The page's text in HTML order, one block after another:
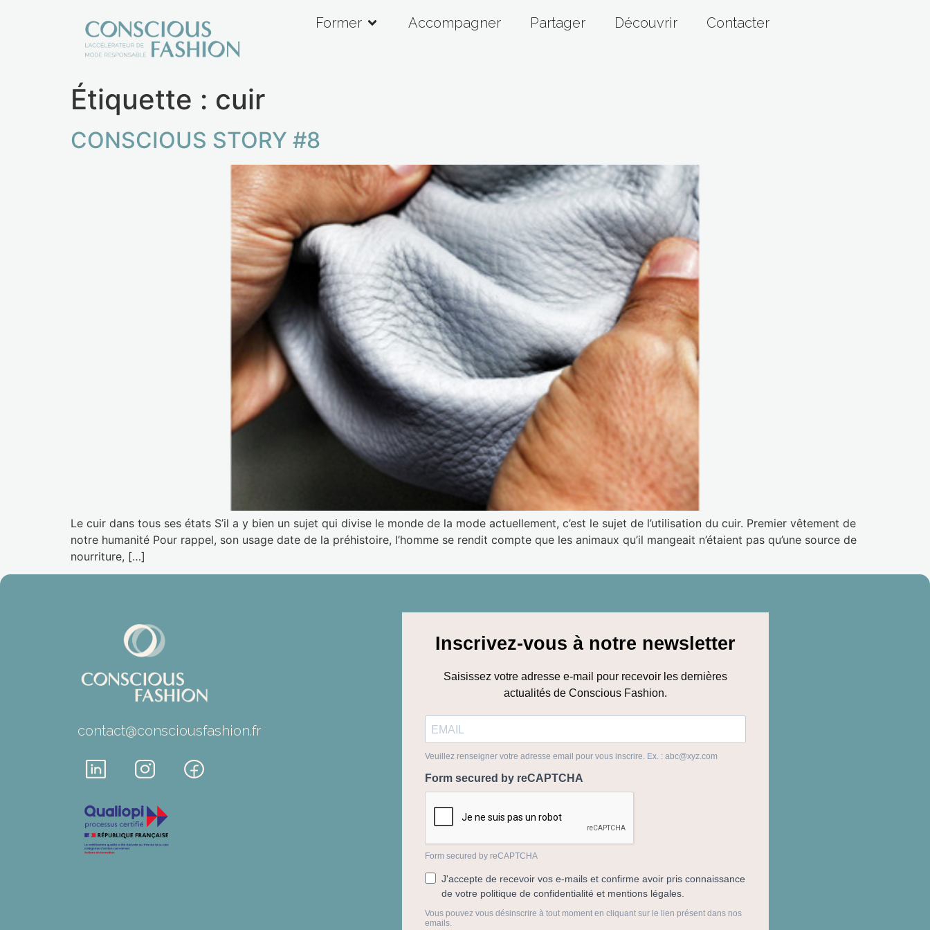
Former Accompagner Partager Découvrir Contacter
Étiquette : cuir
CONSCIOUS STORY #8
Le cuir dans tous ses états S’il a y bien un sujet qui divise le monde de la mode actuellement, c’est le sujet de l’utilisation du cuir. Premier vêtement de
notre humanité Pour rappel, son usage date de la préhistoire, l’homme se rendit compte que les animaux qu’il mangeait n’étaient pas qu’une source de
nourriture, […]
contact@consciousfashion.fr